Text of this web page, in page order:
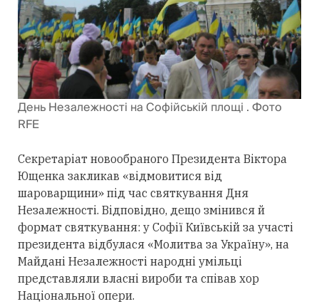
День Незалежності на Софійській площі . Фото
RFE
Секретаріат новообраного Президента Віктора
Ющенка закликав «відмовитися від
шароварщини» під час святкування Дня
Незалежності. Відповідно, дещо змінився й
формат святкування: у Софії Київській за участі
президента відбулася «Молитва за Україну», на
Майдані Незалежності народні умільці
представляли власні вироби та співав хор
Національної опери.